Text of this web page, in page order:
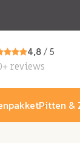
4,8/ 5
reviews
Pitten &